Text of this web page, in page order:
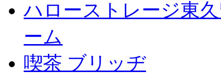
ハローストレージ東
ーム
喫茶 ブリッヂ